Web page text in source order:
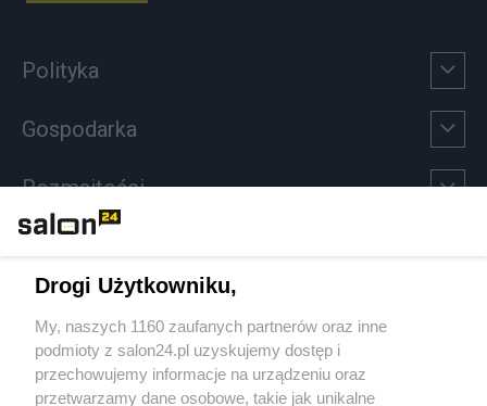
Polityka
Gospodarka
Rozmaitości
Sport
Społeczeństwo
Drogi Użytkowniku,
My, naszych 1160 zaufanych partnerów oraz inne
podmioty z salon24.pl uzyskujemy dostęp i
przechowujemy informacje na urządzeniu oraz
przetwarzamy dane osobowe, takie jak unikalne